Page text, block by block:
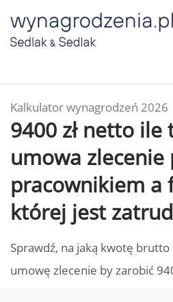
Kalkulator wynagrodzeń 2026
9400 zł netto
umowa zlecenie
pracownikiem a
której jest
Sprawdź, na jaką kwotę
umowę zlecenie by zarobić